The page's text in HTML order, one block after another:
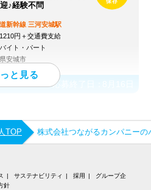
♪経験不問
新幹線 三河安城駅
円＋交通費支給
イト・パート
安城市
応募終了日：
TOP 株式会社つながるカンパニー
サステナビリティ 採用
グループ企
針